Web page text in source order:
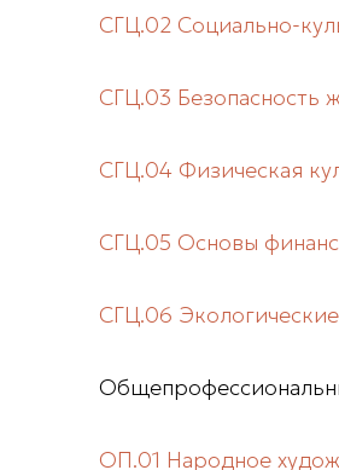
СГЦ.02 Социально-
СГЦ.03 Безопасность
СГЦ.04 Физическая
СГЦ.05 Основы
СГЦ.06
ОП.01 Народное